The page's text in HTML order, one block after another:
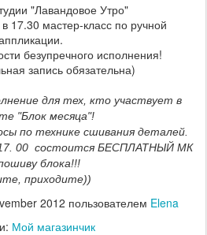
"Лавандовое Утро"
17.30 мастер-класс по ручной
безупречного исполнения!
запись обязательна)
для тех, кто участвует в
"Блок месяца"!
по технике сшивания деталей.
17. 00 состоится БЕСПЛАТНЫЙ МК
блока!!!
приходите))
2012 пользователем Elena
Мой магазинчик